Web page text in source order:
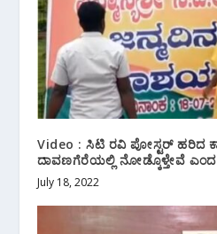
Video : ಸಿಟಿ ರವಿ ಪೋಸ್ಟರ್ ಹರಿದ
ದಾವಣಗೆರೆಯಲ್ಲಿ ನೋಡ್ಕೊಳ್ತೇವೆ
July 18, 2022